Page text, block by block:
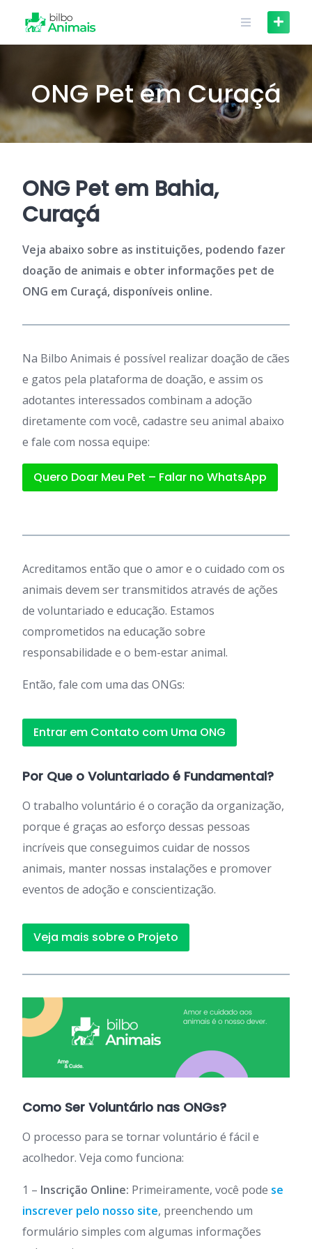
content
ONG Pet em Curaçá
ONG Pet em Bahia,
Curaçá
Veja abaixo sobre as instituições, podendo fazer
doação de animais e obter informações pet de
ONG em Curaçá, disponíveis online.
Na Bilbo Animais é possível realizar doação de cães
e gatos pela plataforma de doação, e assim os
adotantes interessados combinam a adoção
diretamente com você, cadastre seu animal abaixo
e fale com nossa equipe:
Quero Doar Meu Pet – Falar no WhatsApp
Acreditamos então que o amor e o cuidado com os
animais devem ser transmitidos através de ações
de voluntariado e educação. Estamos
comprometidos na educação sobre
responsabilidade e o bem-estar animal.
Então, fale com uma das ONGs:
Entrar em Contato com Uma ONG
Por Que o Voluntariado é Fundamental?
O trabalho voluntário é o coração da organização,
porque é graças ao esforço dessas pessoas
incríveis que conseguimos cuidar de nossos
animais, manter nossas instalações e promover
eventos de adoção e conscientização.
Veja mais sobre o Projeto
Como Ser Voluntário nas ONGs?
O processo para se tornar voluntário é fácil e
acolhedor. Veja como funciona:
1 – Inscrição Online: Primeiramente, você pode se
inscrever pelo nosso site, preenchendo um
formulário simples com algumas informações